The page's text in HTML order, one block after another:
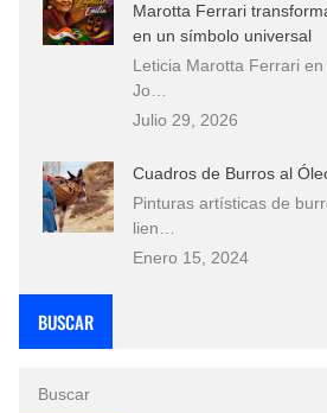
Marotta Ferrari
en un símbolo universal
Leticia Marotta Ferrari
Jo…
Julio 29, 2026
Cuadros de Burros al
Pinturas artísticas de
lien…
Enero 15, 2024
BUSCAR